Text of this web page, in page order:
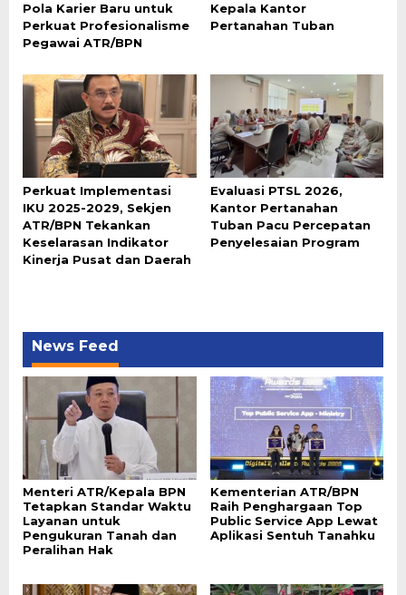
Pola Karier Baru untuk
Perkuat Profesionalisme
Pegawai ATR/BPN
Kepala Kantor
Pertanahan Tuban
Perkuat Implementasi
IKU 2025-2029, Sekjen
ATR/BPN Tekankan
Keselarasan Indikator
Kinerja Pusat dan Daerah
Evaluasi PTSL 2026,
Kantor Pertanahan
Tuban Pacu Percepatan
Penyelesaian Program
News Feed
Menteri ATR/Kepala BPN
Tetapkan Standar Waktu
Layanan untuk
Pengukuran Tanah dan
Peralihan Hak
Kementerian ATR/BPN
Raih Penghargaan Top
Public Service App Lewat
Aplikasi Sentuh Tanahku